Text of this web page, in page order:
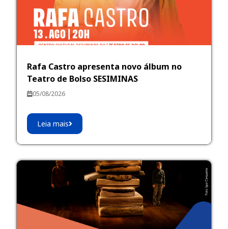
Rafa Castro apresenta novo álbum no
Teatro de Bolso SESIMINAS
05/08/2026
Leia mais